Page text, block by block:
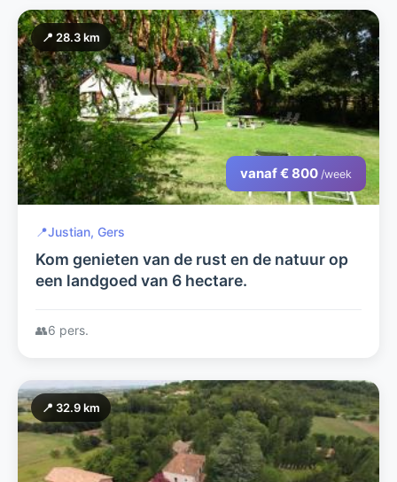
📍 28.3 km
vanaf € 800 /week
📍Justian, Gers
Kom genieten van de rust en de natuur op
een landgoed van 6 hectare.
👥6 pers.
📍 32.9 km